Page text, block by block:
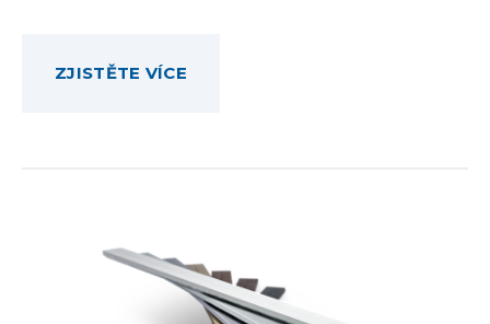
ZJISTĚTE VÍCE